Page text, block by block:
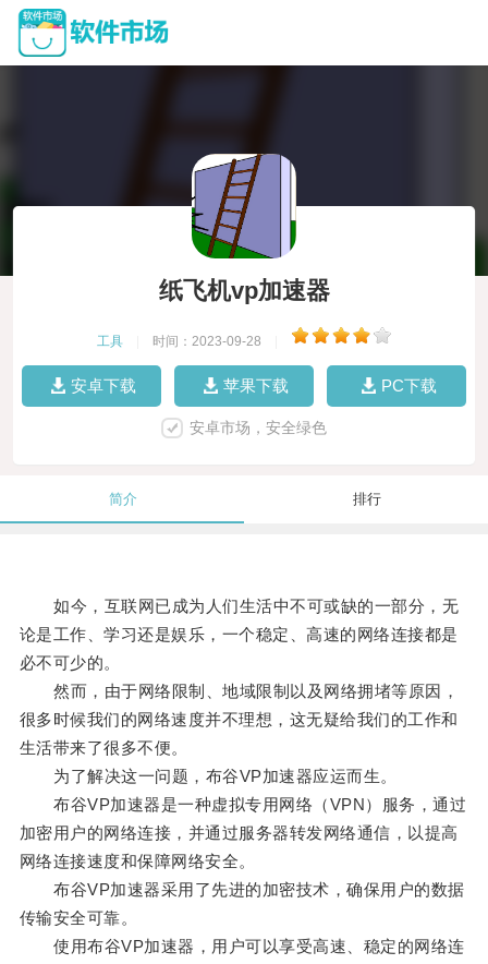
纸飞机vp加速器
工具 时间：2023-09-28
安卓下载 苹果下载 PC下载
安卓市场，安全绿色
简介 排行
如今，互联网已成为人们生活中不可或缺的一部分，无
论是工作、学习还是娱乐，一个稳定、高速的网络连接都是
必不可少的。
然而，由于网络限制、地域限制以及网络拥堵等原因，
很多时候我们的网络速度并不理想，这无疑给我们的工作和
生活带来了很多不便。
为了解决这一问题，布谷VP加速器应运而生。
布谷VP加速器是一种虚拟专用网络（VPN）服务，通过
加密用户的网络连接，并通过服务器转发网络通信，以提高
网络连接速度和保障网络安全。
布谷VP加速器采用了先进的加密技术，确保用户的数据
传输安全可靠。
使用布谷VP加速器，用户可以享受高速、稳定的网络连